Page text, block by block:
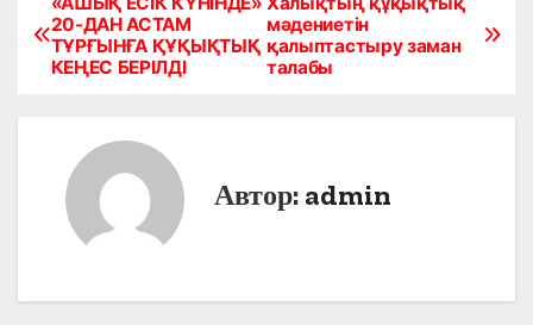
Н
ц
мәдениетін
қалыптастыру заман
талабы
20-ДАН АСТАМ
ТҰРҒЫНҒА ҚҰҚЫҚТЫҚ
КЕҢЕС БЕРІЛДІ
Автор: admin